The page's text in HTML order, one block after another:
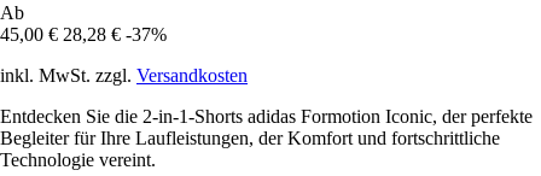
Ab
45,00 € 28,28 € -37%
inkl. MwSt. zzgl. Versandkosten
Entdecken Sie die 2-in-1-Shorts adidas Formotion Iconic, der perfekte
Begleiter für Ihre Laufleistungen, der Komfort und fortschrittliche
Technologie vereint.